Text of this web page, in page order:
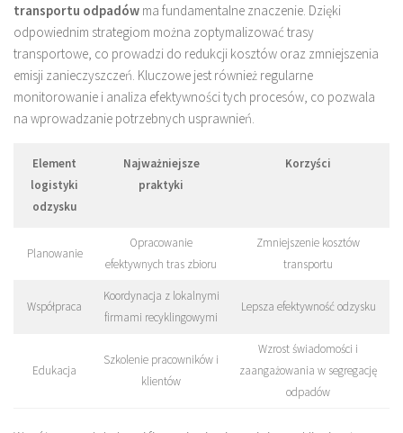
transportu odpadów ma fundamentalne znaczenie. Dzięki
odpowiednim strategiom można zoptymalizować trasy
transportowe, co prowadzi do redukcji kosztów oraz zmniejszenia
emisji zanieczyszczeń. Kluczowe jest również regularne
monitorowanie i analiza efektywności tych procesów, co pozwala
na wprowadzanie potrzebnych usprawnień.
Element
logistyki
odzysku
Najważniejsze
praktyki
Korzyści
Planowanie
Opracowanie
efektywnych tras zbioru
Zmniejszenie kosztów
transportu
Współpraca
Koordynacja z lokalnymi
firmami recyklingowymi
Lepsza efektywność odzysku
Edukacja
Szkolenie pracowników i
klientów
Wzrost świadomości i
zaangażowania w segregację
odpadów